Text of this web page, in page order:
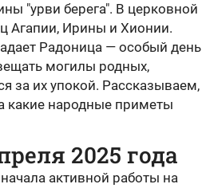
"урви берега". В церковной
Агапии, Ирины и Хионии.
Радоница — особый день
могилы родных,
за их упокой. Рассказываем,
какие народные приметы
2025 года
активной работы на